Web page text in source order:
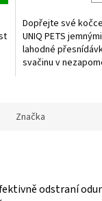
Dopřejte své
UNIQ PETS
lahodné
svačinu v
Značka
odstraní